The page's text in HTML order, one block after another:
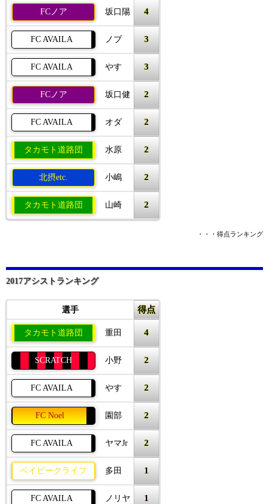
FCノア 坂口陽 4
FC AVAILA ノブ 3
FC AVAILA やす 3
FCノア 坂口健 2
FC AVAILA オダ 2
タカモト道路団 水原 2
北摂etc. 小嶋 2
タカモト道路団 山崎 2
・・・得点ランキング
2017アシストランキング
選手 得点
タカモト道路団 重田 4
SCRATCH 小野 2
FC AVAILA やす 2
FC Noel 園部 2
FC AVAILA ヤマJr 2
ベイビークライフ 多田 1
FC AVAILA ノリヤ 1